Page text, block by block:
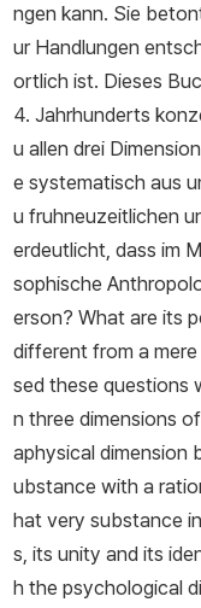
ngen kann. Sie
ur Handlungen
ortlich ist. Dieses
4. Jahrhunderts
u allen drei
e systematisch aus
u fruhneuzeitlichen
erdeutlicht, dass im
sophische
erson? What are its
different from a
sed these questions
n three dimensions
aphysical dimension
ubstance with a
hat very substance
s, its unity and its
h the psychological